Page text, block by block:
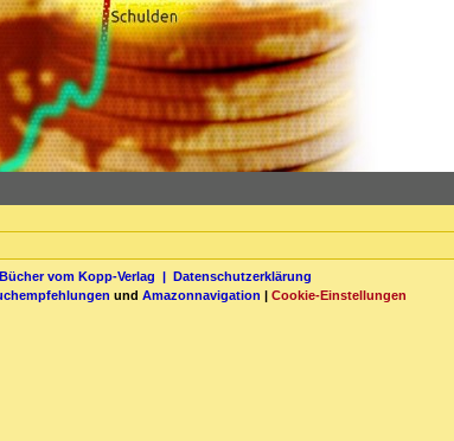
Bücher vom Kopp-Verlag | Datenschutzerklärung
und Amazonnavigation | Cookie-Einstellungen